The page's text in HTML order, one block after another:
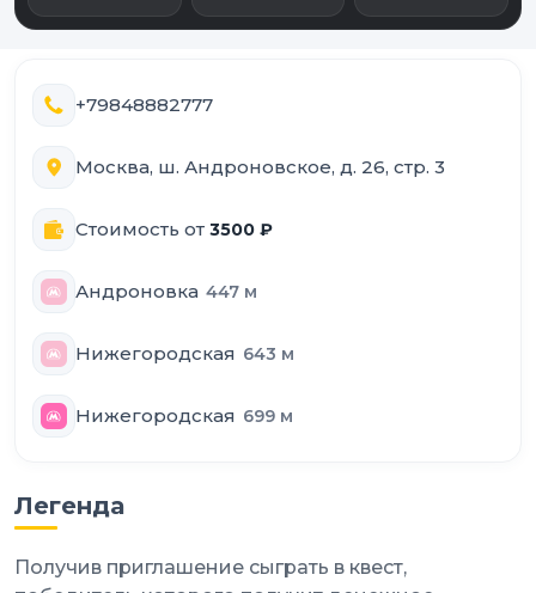
+79848882777
Москва, ш. Андроновское, д. 26, стр. 3
Стоимость от 3500 ₽
Андроновка 447 м
Нижегородская 643 м
Нижегородская 699 м
Легенда
Получив приглашение сыграть в квест,